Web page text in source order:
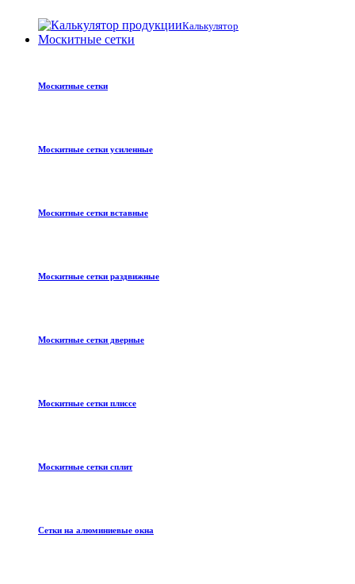
Калькулятор
Москитные сетки
Москитные сетки
Москитные сетки усиленные
Москитные сетки вставные
Москитные сетки раздвижные
Москитные сетки дверные
Москитные сетки плиссе
Москитные сетки сплит
Сетки на алюминиевые окна